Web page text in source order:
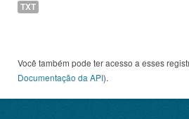
TXT
Você também pode ter acesso a esses
Documentação da API).